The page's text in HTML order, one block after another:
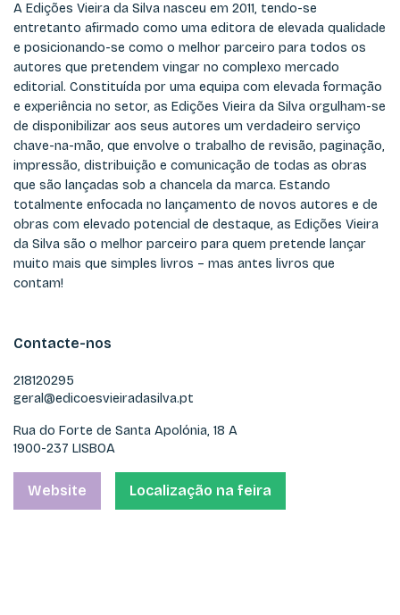
A Edições Vieira da Silva nasceu em 2011, tendo-se
entretanto afirmado como uma editora de elevada qualidade
e posicionando-se como o melhor parceiro para todos os
autores que pretendem vingar no complexo mercado
editorial. Constituída por uma equipa com elevada formação
e experiência no setor, as Edições Vieira da Silva orgulham-se
de disponibilizar aos seus autores um verdadeiro serviço
chave-na-mão, que envolve o trabalho de revisão, paginação,
impressão, distribuição e comunicação de todas as obras
que são lançadas sob a chancela da marca. Estando
totalmente enfocada no lançamento de novos autores e de
obras com elevado potencial de destaque, as Edições Vieira
da Silva são o melhor parceiro para quem pretende lançar
muito mais que simples livros – mas antes livros que
contam!
Contacte-nos
218120295
geral@edicoesvieiradasilva.pt
Rua do Forte de Santa Apolónia, 18 A
1900-237 LISBOA
Website Localização na feira